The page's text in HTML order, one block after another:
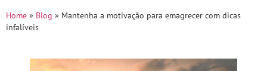
Home » Blog » Mantenha a motivação para emagrecer com dicas
infalíveis